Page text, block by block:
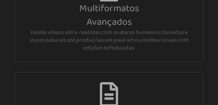
Multiformatos
Avançados
Desde vídeos ultra-realistas com avatares humanos clonados e
vozes naturais até produções em pixel art ou institucionais com
edições sofisticadas.